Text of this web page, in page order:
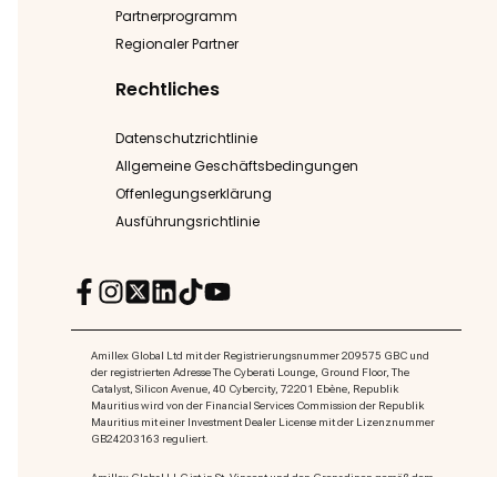
Partnerprogramm
Regionaler Partner
Rechtliches
Datenschutzrichtlinie
Allgemeine Geschäftsbedingungen
Offenlegungserklärung
Ausführungsrichtlinie
Amillex Global Ltd mit der Registrierungsnummer 209575 GBC und
der registrierten Adresse The Cyberati Lounge, Ground Floor, The
Catalyst, Silicon Avenue, 40 Cybercity, 72201 Ebène, Republik
Mauritius wird von der Financial Services Commission der Republik
Mauritius mit einer Investment Dealer License mit der Lizenznummer
GB24203163 reguliert.